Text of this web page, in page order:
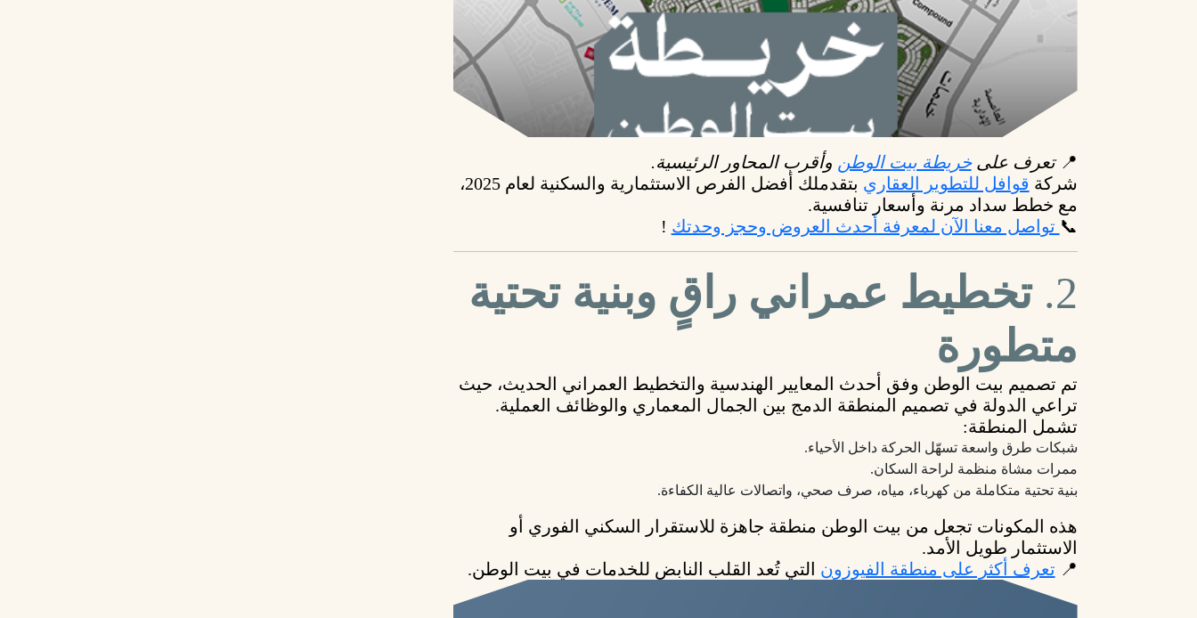
📍تعرف علىخريطة بيت الوطن وأقرب المحاور الرئيسية.
شركة قوافل للتطوير العقاري
بتقدملك أفضل الفرص الاستثمارية والسكنية لعام 2025،
مع خطط سداد مرنة وأسعار تنافسية.
📞 تواصل معنا الآن لمعرفة أحدث العروض وحجز وحدتك !
2. تخطيط عمراني راقٍ وبنية تحتية
متطورة
تم تصميم بيت الوطن وفق أحدث المعايير الهندسية والتخطيط العمراني الحديث، حيث
تراعي الدولة في تصميم المنطقة الدمج بين الجمال المعماري والوظائف العملية.
تشمل المنطقة:
شبكات طرق واسعة تسهّل الحركة داخل الأحياء.
ممرات مشاة منظمة لراحة السكان.
بنية تحتية متكاملة من كهرباء، مياه، صرف صحي، واتصالات عالية الكفاءة.
هذه المكونات تجعل من بيت الوطن منطقة جاهزة للاستقرار السكني الفوري أو
الاستثمار طويل الأمد.
📍 تعرف أكثر على منطقة الفيوزون التي تُعد القلب النابض للخدمات في بيت الوطن.